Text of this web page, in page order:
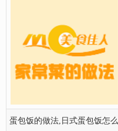
蛋包饭的做法,日式蛋包饭怎么